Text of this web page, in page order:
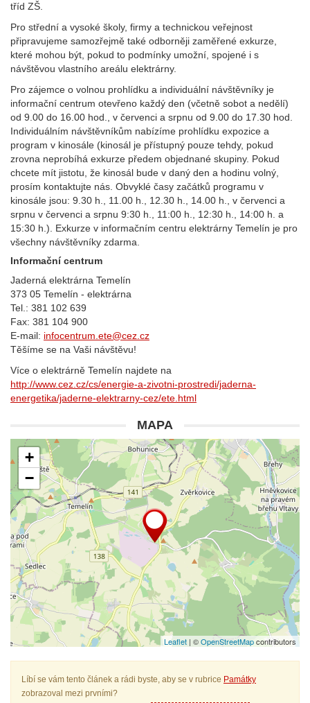
tříd ZŠ.
Pro střední a vysoké školy, firmy a technickou veřejnost
připravujeme samozřejmě také odborněji zaměřené exkurze,
které mohou být, pokud to podmínky umožní, spojené i s
návštěvou vlastního areálu elektrárny.
Pro zájemce o volnou prohlídku a individuální návštěvníky je
informační centrum otevřeno každý den (včetně sobot a nedělí)
od 9.00 do 16.00 hod., v červenci a srpnu od 9.00 do 17.30 hod.
Individuálním návštěvníkům nabízíme prohlídku expozice a
program v kinosále (kinosál je přístupný pouze tehdy, pokud
zrovna neprobíhá exkurze předem objednané skupiny. Pokud
chcete mít jistotu, že kinosál bude v daný den a hodinu volný,
prosím kontaktujte nás. Obvyklé časy začátků programu v
kinosále jsou: 9.30 h., 11.00 h., 12.30 h., 14.00 h., v červenci a
srpnu v červenci a srpnu 9:30 h., 11:00 h., 12:30 h., 14:00 h. a
15:30 h.). Exkurze v informačním centru elektrárny Temelín je pro
všechny návštěvníky zdarma.
Informační centrum
Jaderná elektrárna Temelín
373 05 Temelín - elektrárna
Tel.: 381 102 639
Fax: 381 104 900
E-mail: infocentrum.ete@cez.cz
Těšíme se na Vaši návštěvu!
Více o elektrárně Temelín najdete na
http://www.cez.cz/cs/energie-a-zivotni-prostredi/jaderna-
energetika/jaderne-elektrarny-cez/ete.html
MAPA
+
−
Leaflet | ©OpenStreetMapcontributors
Líbí se vám tento článek a rádi byste, aby se v rubrice Památky
zobrazoval mezi prvními?